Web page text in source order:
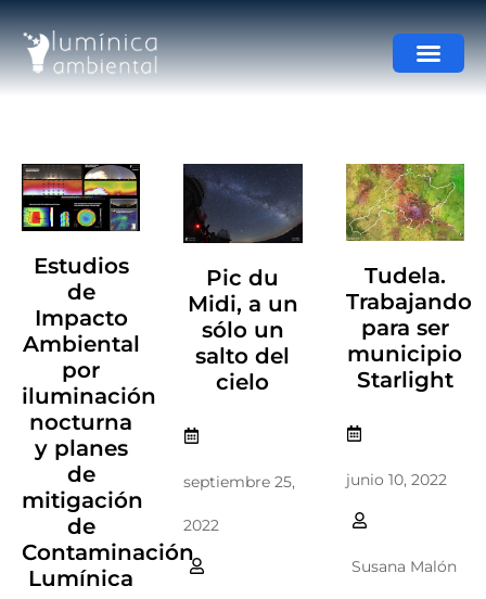
Estudios
de
Impacto
Ambiental
por
iluminación
nocturna
y planes
de
mitigación
de
Contaminación
Lumínica
Pic du
Midi, a un
sólo un
salto del
cielo
septiembre 25,
2022
Tudela.
Trabajando
para ser
municipio
Starlight
junio 10, 2022
Susana Malón